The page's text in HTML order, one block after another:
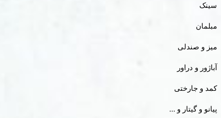
سینک
مبلمان
میز و صندلی
آباژور و دراور
کمد و جارختی
پیانو و گیتار و …